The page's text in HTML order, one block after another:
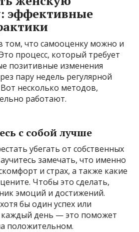
эффективные
том, что самооценку можно и
процесс, который требует
позитивные изменения
пару недель регулярной
несколько методов,
работают.
с собой лучше
убегать от собственных
замечать, что именно
и страх, а также какие
Чтобы это сделать,
эмоций и достижений.
бы один успех или
каждый день — это поможет
положительном.